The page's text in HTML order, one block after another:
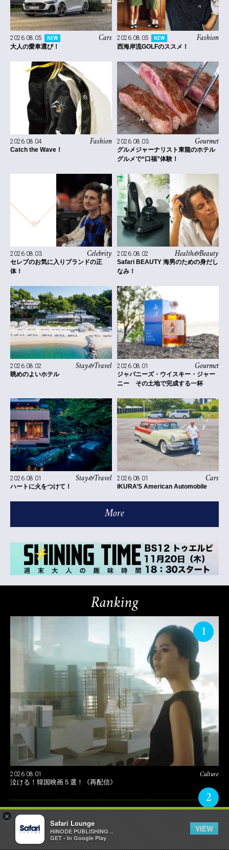
×
Safari Lounge
HINODE PUBLISHING ..
GET - In Google Play
VIEW
Cars
2026.08.05 NEW
大人の愛車選び！
Fashion
2026.08.05 NEW
西海岸流GOLFのススメ！
Fashion
2026.08.04
Catch the Wave！
Gourmet
2026.08.03
グルメジャーナリスト東龍のホテル
グルメで“口福”体験！
Celebrity
2026.08.03
セレブのお気に入りブランドの正
体！
Health&Beauty
2026.08.02
Safari BEAUTY 海男のための身だし
なみ！
Stay&Travel
2026.08.02
眺めのよいホテル
Gourmet
2026.08.01
ジャパニーズ・ウイスキー・ジャー
ニー その土地で完成する一杯
Stay&Travel
2026.08.01
ハートに火をつけて！
Cars
2026.08.01
IKURA’S American Automobile
More
Ranking
1
Culture
2026.08.01
泣ける！韓国映画５選！《再配信》
2
2026.08.01
タブーに挑むブラックユーモア映画5選！《再配
信》